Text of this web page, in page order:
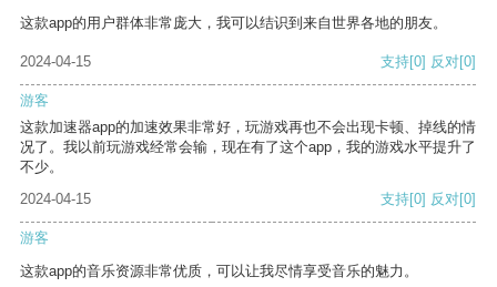
这款app的用户群体非常庞大，我可以结识到来自世界各地的朋友。
2024-04-15 支持[0] 反对[0]
游客
这款加速器app的加速效果非常好，玩游戏再也不会出现卡顿、掉线的情
况了。我以前玩游戏经常会输，现在有了这个app，我的游戏水平提升了
不少。
2024-04-15
支持[0] 反对[0]
游客
这款app的音乐资源非常优质，可以让我尽情享受音乐的魅力。